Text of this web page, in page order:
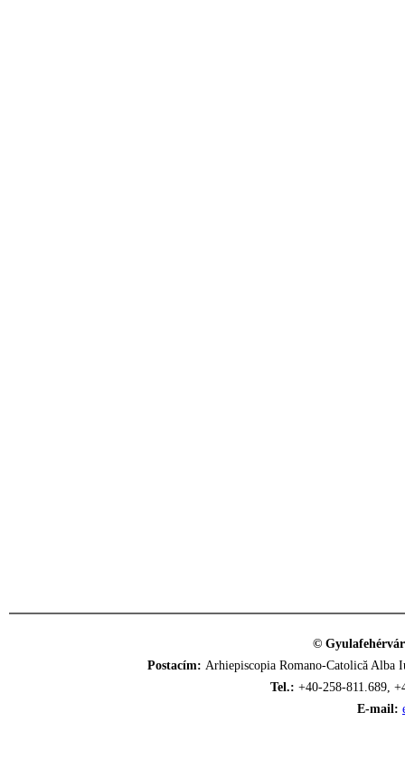
©
Postacím: Arhiepiscopia Romano-Catolică
Tel.: +40-258-811.689,
E-mail: